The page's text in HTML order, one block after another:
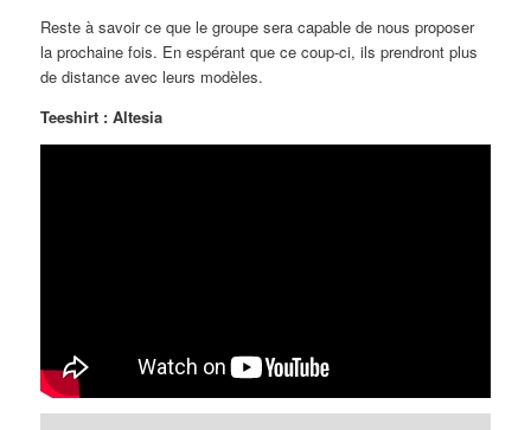
Reste à savoir ce que le groupe sera capable de nous proposer
la prochaine fois. En espérant que ce coup-ci, ils prendront plus
de distance avec leurs modèles.
Teeshirt : Altesia